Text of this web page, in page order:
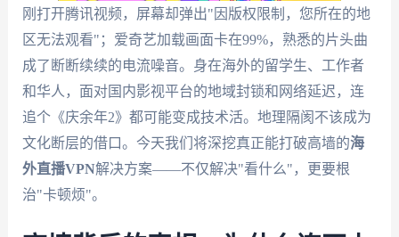
刚打开腾讯视频，屏幕却弹出"因版权限制，您所在的地
区无法观看"；爱奇艺加载画面卡在99%，熟悉的片头曲
成了断断续续的电流噪音。身在海外的留学生、工作者
和华人，面对国内影视平台的地域封锁和网络延迟，连
追个《庆余年2》都可能变成技术活。地理隔阂不该成为
文化断层的借口。今天我们将深挖真正能打破高墙的海
外直播VPN解决方案——不仅解决"看什么"，更要根
治"卡顿烦"。